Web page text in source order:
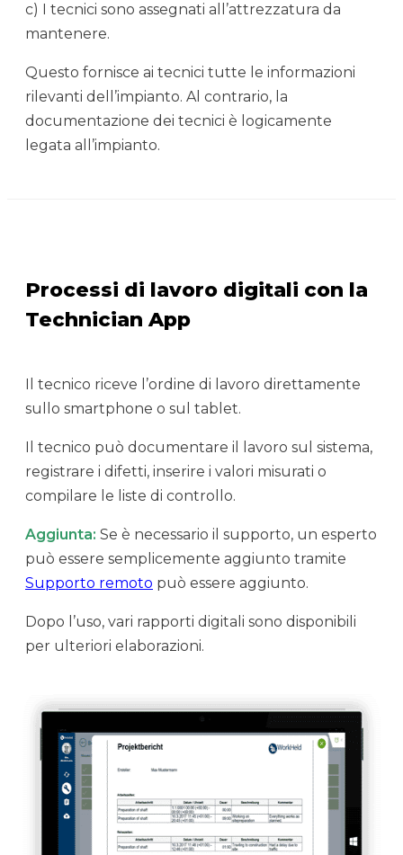
c) I tecnici sono assegnati all’attrezzatura da
mantenere.
Questo fornisce ai tecnici tutte le informazioni
rilevanti dell’impianto. Al contrario, la
documentazione dei tecnici è logicamente
legata all’impianto.
Processi di lavoro digitali con la
Technician App
Il tecnico riceve l’ordine di lavoro direttamente
sullo smartphone o sul tablet.
Il tecnico può documentare il lavoro sul sistema,
registrare i difetti, inserire i valori misurati o
compilare le liste di controllo.
Aggiunta: Se è necessario il supporto, un esperto
può essere semplicemente aggiunto tramite
Supporto remoto può essere aggiunto.
Dopo l’uso, vari rapporti digitali sono disponibili
per ulteriori elaborazioni.